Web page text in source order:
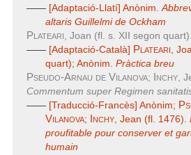
—— [Adaptació-Llatí] Anònim.
altaris Guillelmi de Ockham
Plateari, Joan (fl. s. XII segon quart).
—— [Adaptació-Català] Plateari,
quart); Anònim. Pràctica breu
Pseudo-Arnau de Vilanova; Inchy,
Commentum super Regimen
—— [Traducció-Francès] Anònim;
Vilanova; Inchy, Jean (fl. 1476).
proufitable pour conserver et
humain